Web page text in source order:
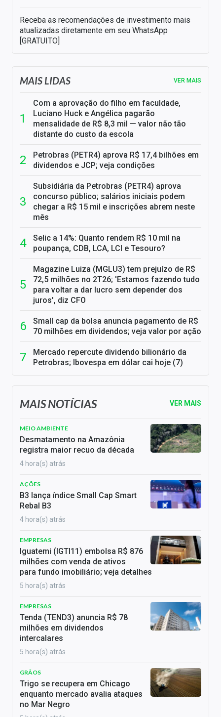
Receba as recomendações de investimento mais
atualizadas diretamente em seu WhatsApp
[GRATUITO]
MAIS LIDAS VER MAIS
Com a aprovação do filho em faculdade,
Luciano Huck e Angélica pagarão
mensalidade de R$ 8,3 mil — valor não tão
distante do custo da escola
Petrobras (PETR4) aprova R$ 17,4 bilhões em
dividendos e JCP; veja condições
Subsidiária da Petrobras (PETR4) aprova
concurso público; salários iniciais podem
chegar a R$ 15 mil e inscrições abrem neste
mês
Selic a 14%: Quanto rendem R$ 10 mil na
poupança, CDB, LCA, LCI e Tesouro?
Magazine Luiza (MGLU3) tem prejuízo de R$
72,5 milhões no 2T26; 'Estamos fazendo tudo
para voltar a dar lucro sem depender dos
juros', diz CFO
Small cap da bolsa anuncia pagamento de R$
70 milhões em dividendos; veja valor por ação
Mercado repercute dividendo bilionário da
Petrobras; Ibovespa em dólar cai hoje (7)
MAIS NOTÍCIAS VER MAIS
MEIO AMBIENTE
Desmatamento na Amazônia
registra maior recuo da década
4 hora(s) atrás
AÇÕES
B3 lança índice Small Cap Smart
Rebal B3
4 hora(s) atrás
EMPRESAS
Iguatemi (IGTI11) embolsa R$ 876
milhões com venda de ativos
para fundo imobiliário; veja detalhes
5 hora(s) atrás
EMPRESAS
Tenda (TEND3) anuncia R$ 78
milhões em dividendos
intercalares
5 hora(s) atrás
GRÃOS
Trigo se recupera em Chicago
enquanto mercado avalia ataques
no Mar Negro